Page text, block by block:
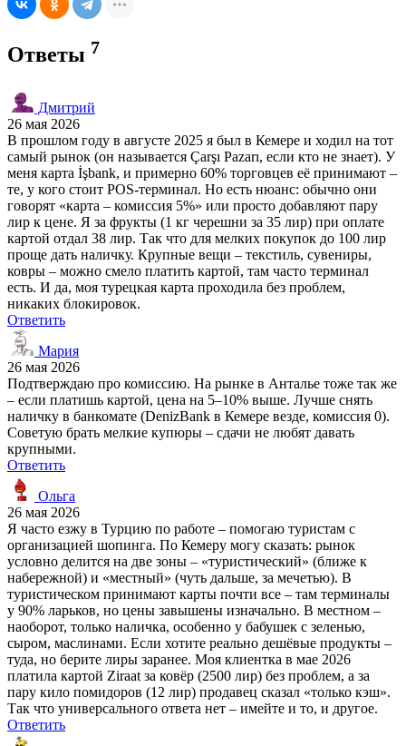
Ответы 7
Дмитрий
26 мая 2026
В прошлом году в августе 2025 я был в Кемере и ходил на тот
самый рынок (он называется Çarşı Pazarı, если кто не знает). У
меня карта İşbank, и примерно 60% торговцев её принимают –
те, у кого стоит POS-терминал. Но есть нюанс: обычно они
говорят «карта – комиссия 5%» или просто добавляют пару
лир к цене. Я за фрукты (1 кг черешни за 35 лир) при оплате
картой отдал 38 лир. Так что для мелких покупок до 100 лир
проще дать наличку. Крупные вещи – текстиль, сувениры,
ковры – можно смело платить картой, там часто терминал
есть. И да, моя турецкая карта проходила без проблем,
никаких блокировок.
Ответить
Мария
26 мая 2026
Подтверждаю про комиссию. На рынке в Анталье тоже так же
– если платишь картой, цена на 5–10% выше. Лучше снять
наличку в банкомате (DenizBank в Кемере везде, комиссия 0).
Советую брать мелкие купюры – сдачи не любят давать
крупными.
Ответить
Ольга
26 мая 2026
Я часто езжу в Турцию по работе – помогаю туристам с
организацией шопинга. По Кемеру могу сказать: рынок
условно делится на две зоны – «туристический» (ближе к
набережной) и «местный» (чуть дальше, за мечетью). В
туристическом принимают карты почти все – там терминалы
у 90% ларьков, но цены завышены изначально. В местном –
наоборот, только наличка, особенно у бабушек с зеленью,
сыром, маслинами. Если хотите реально дешёвые продукты –
туда, но берите лиры заранее. Моя клиентка в мае 2026
платила картой Ziraat за ковёр (2500 лир) без проблем, а за
пару кило помидоров (12 лир) продавец сказал «только кэш».
Так что универсального ответа нет – имейте и то, и другое.
Ответить